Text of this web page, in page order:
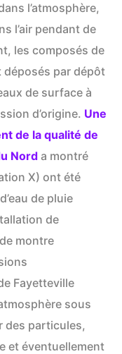
l’atmosphère,
l’air pendant de
les composés de
déposés par dépôt
de surface à
d’origine. Une
de la qualité de
Nord a montré
X) ont été
de pluie
de
montre
Fayetteville
sous
des particules,
et éventuellement